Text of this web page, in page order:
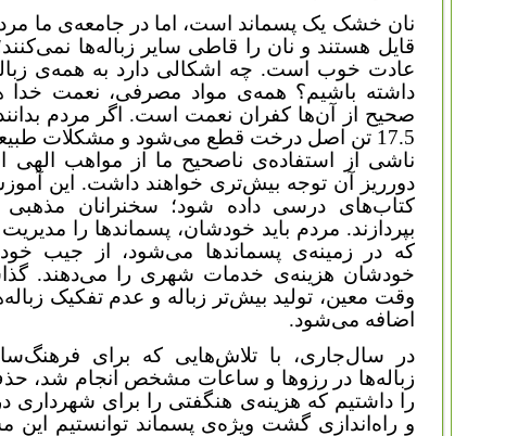
نان خشک یک پسماند است، اما در جامعه‌ی ما
قایل هستند و نان را قاطی سایر زباله‌ها
عادت خوب است. چه اشکالی دارد به همه‌ی
داشته باشیم؟ همه‌ی مواد مصرفی، نعمت خدا
صحیح از آن‌ها کفران نعمت است. اگر مردم
17.5 تن اصل درخت قطع می‌شود و مشکلات
ناشی از استفاده‌ی ناصحیح ما از مواهب الهی
دورریز آن توجه بیش‌تری خواهند داشت. این
کتاب‌های درسی داده شود؛ سخنرانان مذهبی
بپردازند. مردم باید خودشان، پسماندها را مدیریت
که در زمینه‌ی پسماندها می‌شود، از جیب
خودشان هزینه‌ی خدمات شهری را می‌دهند.
وقت معین، تولید بیش‌تر زباله و عدم تفکیک
اضافه می‌شود.
در سال‌جاری، با تلاش‌هایی که برای
زباله‌ها در رزوها و ساعات مشخص انجام شد،
را داشتیم که هزینه‌ی هنگفتی را برای
و راه‌اندازی گشت ویژه‌ی پسماند توانستیم این